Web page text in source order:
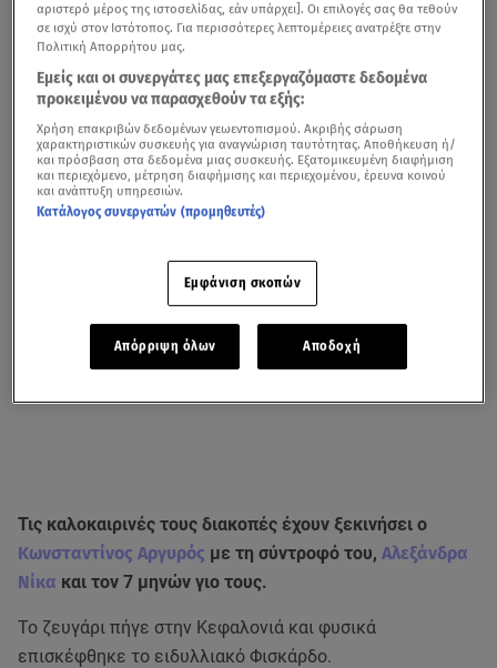
Τις καλοκαιρινές τους διακοπές έχουν ξεκινήσει ο
Κωνσταντίνος Αργυρός με τη σύντροφό του, Αλεξάνδρα
Νίκα και τον 7 μηνών γιο τους.
Το ζευγάρι πήγε στην Κεφαλονιά και φυσικά
επισκέφθηκε το ειδυλλιακό Φισκάρδο.
αριστερό μέρος της ιστοσελίδας, εάν υπάρχει]. Οι επιλογές σας θα τεθούν
σε ισχύ στον Ιστότοπος. Για περισσότερες λεπτομέρειες ανατρέξτε στην
Πολιτική Απορρήτου μας.
Εμείς και οι συνεργάτες μας επεξεργαζόμαστε δεδομένα
προκειμένου να παρασχεθούν τα εξής:
Χρήση επακριβών δεδομένων γεωεντοπισμού. Ακριβής σάρωση
χαρακτηριστικών συσκευής για αναγνώριση ταυτότητας. Αποθήκευση ή/
και πρόσβαση στα δεδομένα μιας συσκευής. Εξατομικευμένη διαφήμιση
και περιεχόμενο, μέτρηση διαφήμισης και περιεχομένου, έρευνα κοινού
και ανάπτυξη υπηρεσιών.
Κατάλογος συνεργατών (προμηθευτές)
Εμφάνιση σκοπών
Απόρριψη όλων Αποδοχή